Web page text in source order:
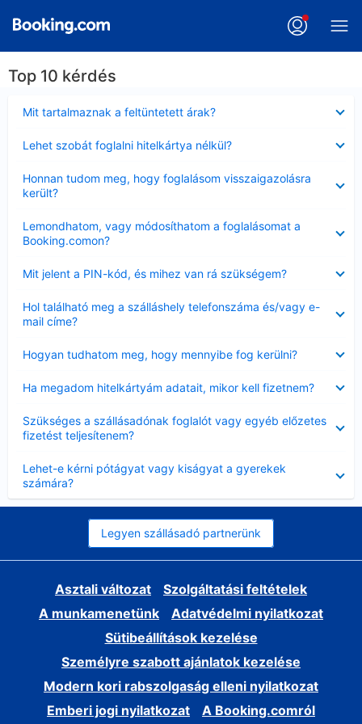
Top 10 kérdés
Mit tartalmaznak a feltüntetett árak?
Lehet szobát foglalni hitelkártya nélkül?
Honnan tudom meg, hogy foglalásom visszaigazolásra
került?
Lemondhatom, vagy módosíthatom a foglalásomat a
Booking.comon?
Mit jelent a PIN-kód, és mihez van rá szükségem?
Hol található meg a szálláshely telefonszáma és/vagy e-
mail címe?
Hogyan tudhatom meg, hogy mennyibe fog kerülni?
Ha megadom hitelkártyám adatait, mikor kell fizetnem?
Szükséges a szállásadónak foglalót vagy egyéb előzetes
fizetést teljesítenem?
Lehet-e kérni pótágyat vagy kiságyat a gyerekek
számára?
Legyen szállásadó partnerünk
Asztali változat
Szolgáltatási feltételek
A munkamenetünk
Adatvédelmi nyilatkozat
Sütibeállítások kezelése
Személyre szabott ajánlatok kezelése
Modern kori rabszolgaság elleni nyilatkozat
Emberi jogi nyilatkozat
A Booking.comról